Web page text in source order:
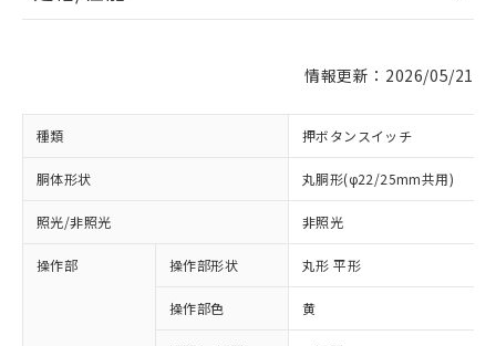
情報更新：2026/05/21
種類 押ボタンスイッチ
胴体形状 丸胴形(φ22/25mm共用)
照光/非照光 非照光
操作部 操作部形状 丸形 平形
操作部色 黄